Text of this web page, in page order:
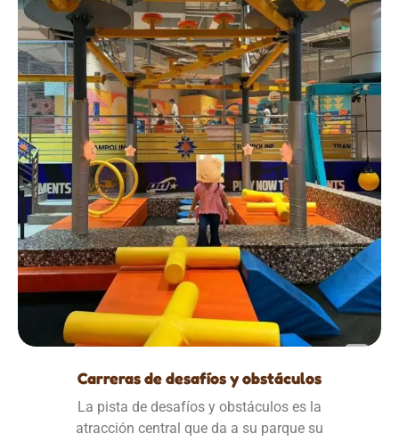
Carreras de desafíos y obstáculos
La pista de desafíos y obstáculos es la
atracción central que da a su parque su